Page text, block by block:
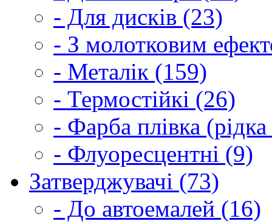
- Для дисків (23)
- З молотковим
- Металік (159)
- Термостійкі (26)
- Фарба плівка
- Флуоресцентні (9)
Затверджувачі (73)
- До автоемалей (16)